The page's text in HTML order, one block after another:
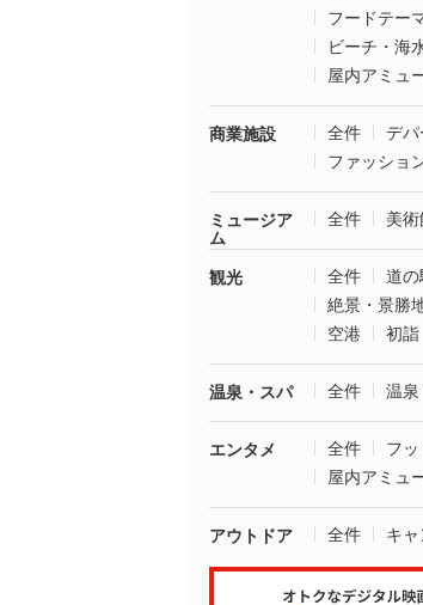
フードテー
ビーチ・海
屋内アミュ
商業施設 全件 デパ
ファッショ
ミュージア
ム
全件 美術
観光 全件 道の
絶景・景勝
空港
初詣
温泉・スパ 全件 温泉
エンタメ 全件 フッ
屋内アミュ
アウトドア 全件 キ